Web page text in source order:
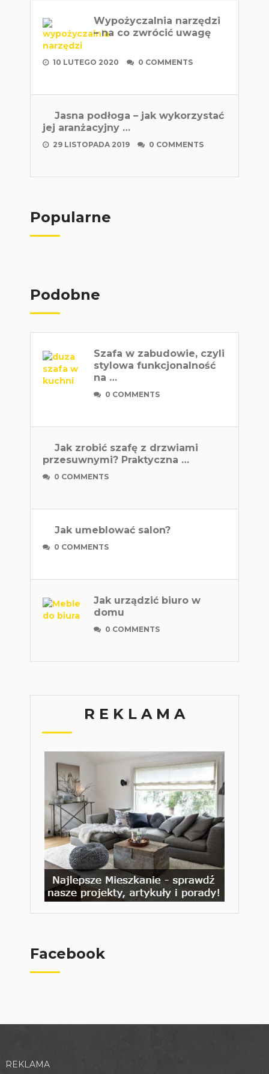
Wypożyczalnia narzędzi
– na co zwrócić uwagę
10 LUTEGO 2020 0 COMMENTS
Jasna podłoga – jak wykorzystać
jej aranżacyjny …
29 LISTOPADA 2019 0 COMMENTS
Popularne
Podobne
Szafa w zabudowie, czyli
stylowa funkcjonalność
na …
0 COMMENTS
Jak zrobić szafę z drzwiami
przesuwnymi? Praktyczna …
0 COMMENTS
Jak umeblować salon?
0 COMMENTS
Jak urządzić biuro w
domu
0 COMMENTS
R E K L A M A
Facebook
REKLAMA